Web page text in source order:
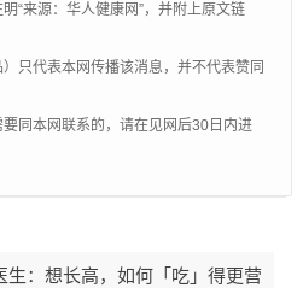
“来源：华人健康网”，并附上原文链
只代表本网传播该消息，并不代表赞同
同本网联系的，请在见网后30日内进
生：想长高，如何「吃」得更营